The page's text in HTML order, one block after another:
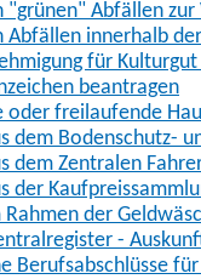
"grünen" Abfällen
Abfällen innerhalb
für
beantragen
oder freilaufende
dem Bodenschutz-
dem Zentralen
der
Rahmen der
-
Berufsabschlüsse